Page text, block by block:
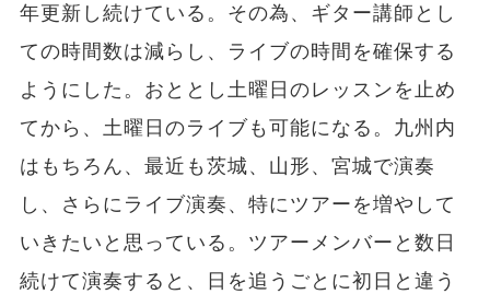
年更新し続けている。その為、ギター講師とし
ての時間数は減らし、ライブの時間を確保する
ようにした。おととし土曜日のレッスンを止め
てから、土曜日のライブも可能になる。九州内
はもちろん、最近も茨城、山形、宮城で演奏
し、さらにライブ演奏、特にツアーを増やして
いきたいと思っている。ツアーメンバーと数日
続けて演奏すると、日を追うごとに初日と違う